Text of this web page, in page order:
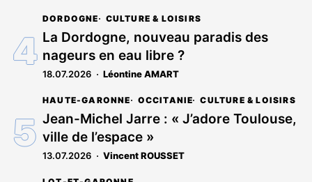
est
réservé
aux
abonnés
DORDOGNE CULTURE & LOISIRS
La Dordogne, nouveau paradis des
nageurs en eau libre ?
18.07.2026 Léontine AMART
HAUTE-GARONNE OCCITANIE CULTURE & LOISIRS
Jean-Michel Jarre : « J’adore Toulouse,
ville de l’espace »
13.07.2026 Vincent ROUSSET